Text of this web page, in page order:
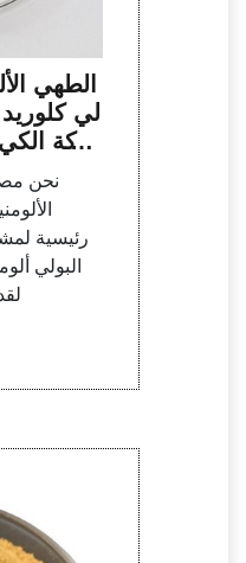
الطهي
لي كلوريد
نحن